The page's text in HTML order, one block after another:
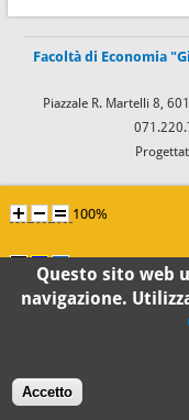
Facoltà di Economia
Piazzale R. Martelli 8,
100%
Standard
Questo sito web
navigazione.
Accetto